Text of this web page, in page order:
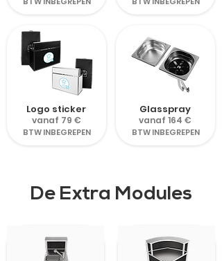
Logo sticker
vanaf 79 €
BTW INBEGREPEN
Glasspray
vanaf 164 €
BTW INBEGREPEN
De Extra Modules